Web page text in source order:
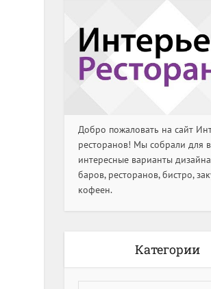
Добро пожаловать на сайт
ресторанов! Мы собрали для
интересные варианты
баров, ресторанов, бистро,
кофеен.
Категории